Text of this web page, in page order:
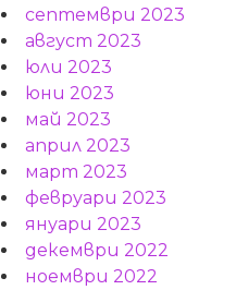
септември 2023
август 2023
юли 2023
юни 2023
май 2023
април 2023
март 2023
февруари 2023
януари 2023
декември 2022
ноември 2022